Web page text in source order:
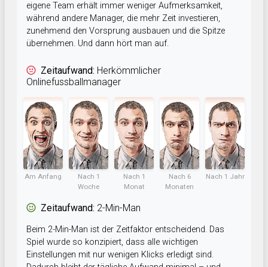
eigene Team erhält immer weniger Aufmerksamkeit,
während andere Manager, die mehr Zeit investieren,
zunehmend den Vorsprung ausbauen und die Spitze
übernehmen. Und dann hört man auf.
Zeitaufwand: Herkömmlicher
Onlinefussballmanager
Am Anfang
Nach 1
Woche
Nach 1
Monat
Nach 6
Monaten
Nach 1 Jahr
Zeitaufwand: 2-Min-Man
Beim 2-Min-Man ist der Zeitfaktor entscheidend. Das
Spiel wurde so konzipiert, dass alle wichtigen
Einstellungen mit nur wenigen Klicks erledigt sind.